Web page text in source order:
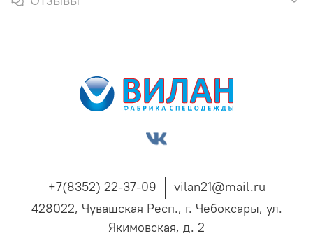
+7(8352) 22-37-09
vilan21@mail.ru
428022, Чувашская Респ., г. Чебоксары, ул.
Якимовская, д. 2